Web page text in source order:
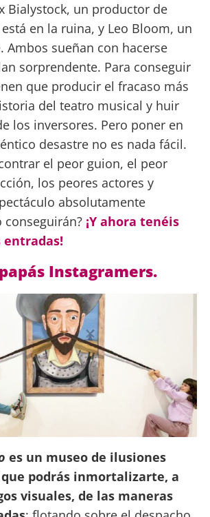
Bialystock, un productor de
en la ruina, y Leo Bloom, un
Ambos sueñan con hacerse
sorprendente. Para conseguir
que producir el fracaso más
del teatro musical y huir
los inversores. Pero poner en
desastre no es nada fácil.
el peor guion, el peor
los peores actores y
absolutamente
conseguirán? ¡Y ahora tenéis
entradas!
Instagramers.
es un museo de ilusiones
podrás inmortalizarte, a
visuales, de las maneras